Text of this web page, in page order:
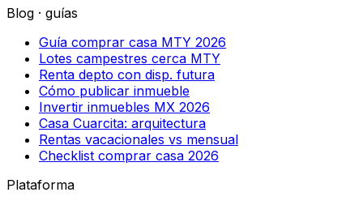
Blog · guías
Guía comprar casa MTY 2026
Lotes campestres cerca MTY
Renta depto con disp. futura
Cómo publicar inmueble
Invertir inmuebles MX 2026
Casa Cuarcita: arquitectura
Rentas vacacionales vs mensual
Checklist comprar casa 2026
Plataforma